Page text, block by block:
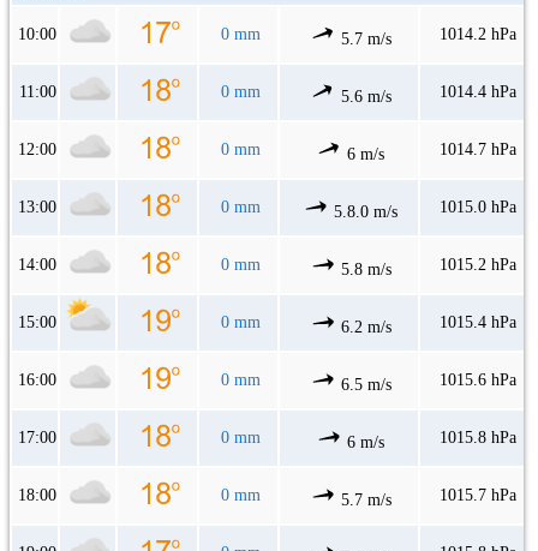
10:00 0 mm 5.7 m/s 1014.2 hPa
11:00 0 mm 5.6 m/s 1014.4 hPa
12:00 0 mm 6 m/s 1014.7 hPa
13:00 0 mm 5.8.0 m/s 1015.0 hPa
14:00 0 mm 5.8 m/s 1015.2 hPa
15:00 0 mm 6.2 m/s 1015.4 hPa
16:00 0 mm 6.5 m/s 1015.6 hPa
17:00 0 mm 6 m/s 1015.8 hPa
18:00 0 mm 5.7 m/s 1015.7 hPa